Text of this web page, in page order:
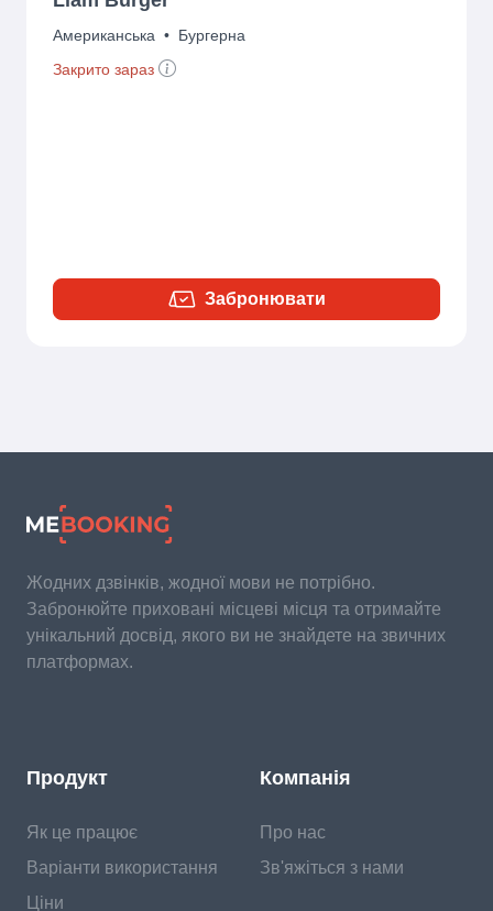
Американська • Бургерна
Закрито зараз
Забронювати
Жодних дзвінків, жодної мови не потрібно.
Забронюйте приховані місцеві місця та отримайте
унікальний досвід, якого ви не знайдете на звичних
платформах.
Продукт
Як це працює
Варіанти використання
Ціни
Компанія
Про нас
Зв'яжіться з нами